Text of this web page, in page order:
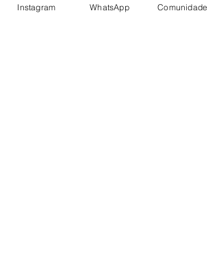
Instagram WhatsApp Comunidade